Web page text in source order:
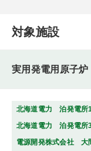
対象施設
実用発電用原子炉
北海道電力 泊発電所
北海道電力 泊発電所
電源開発株式会社 大